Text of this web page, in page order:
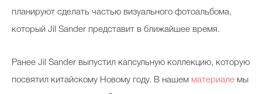
планируют сделать частью визуального фотоальбома,
который Jil Sander представит в ближайшее время.
Ранее Jil Sander выпустил капсульную коллекцию, которую
посвятил китайскому Новому году. В нашем материале мы